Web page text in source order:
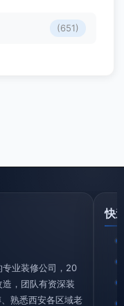
(651)
专业装修公司，20
，团队有资深装
熟悉西安各区域老
快